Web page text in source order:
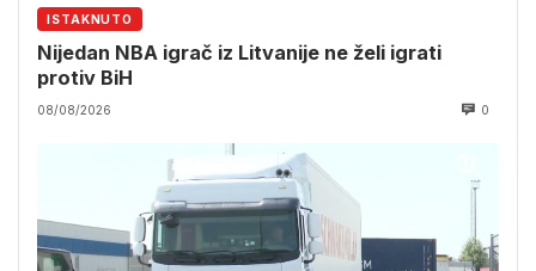
ISTAKNUTO
Nijedan NBA igrač iz Litvanije ne želi igrati
protiv BiH
08/08/2026 0